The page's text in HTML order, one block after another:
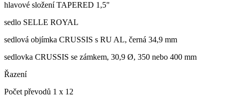
hlavové složení TAPERED 1,5"
sedlo SELLE ROYAL
sedlová objímka CRUSSIS s RU AL, černá 34,9 mm
sedlovka CRUSSIS se zámkem, 30,9 Ø, 350 nebo 400 mm
Řazení
Počet převodů 1 x 12